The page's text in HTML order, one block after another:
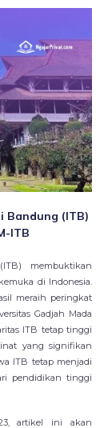
Bandung (ITB)
ITB
membuktikan
di Indonesia.
meraih peringkat
Gadjah Mada
ITB tetap tinggi
yang signifikan
ITB tetap menjadi
pendidikan tinggi
artikel ini akan